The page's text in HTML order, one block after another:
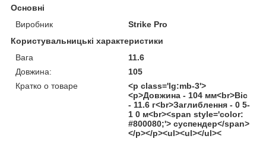
Основні
Виробник
Strike Pro
Користувальницькі характеристики
Вага
11.6
Довжина:
105
Кратко о товаре
<p class='lg:mb-3'>
<p>Довжина - 104 мм<br>Віс
- 11.6 г<br>Заглиблення - 0 5-
1 0 м<br><span style='color:
#800080;'> суспендер</span>
</p></p><ul><ul></ul><